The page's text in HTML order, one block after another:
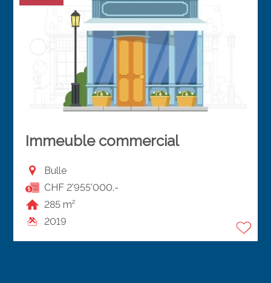
Immeuble commercial
Bulle
CHF 2'955'000.-
285 m²
2019